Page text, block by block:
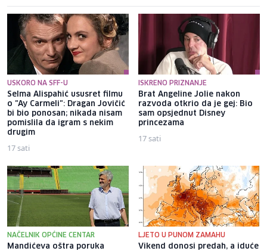
USKORO NA SFF-U
Selma Alispahić ususret filmu
o "Ay Carmeli": Dragan Jovičić
bi bio ponosan; nikada nisam
pomislila da igram s nekim
drugim
17 sati
ISKRENO PRIZNANJE
Brat Angeline Jolie nakon
razvoda otkrio da je gej: Bio
sam opsjednut Disney
princezama
17 sati
NAČELNIK OPĆINE CENTAR
Mandićeva oštra poruka
LJETO U PUNOM ZAMAHU
Vikend donosi predah, a iduće